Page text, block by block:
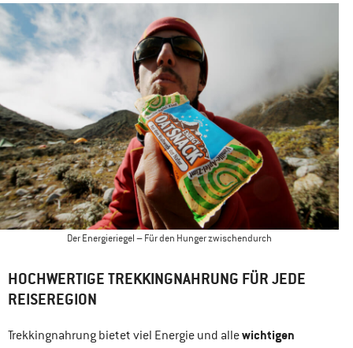
Der Energieriegel – Für den Hunger zwischendurch
HOCHWERTIGE TREKKINGNAHRUNG FÜR JEDE
REISEREGION
Trekkingnahrung bietet viel Energie und allewichtigen